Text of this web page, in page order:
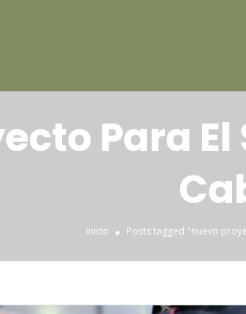
Para El
Inicio Posts tagged "nuevo